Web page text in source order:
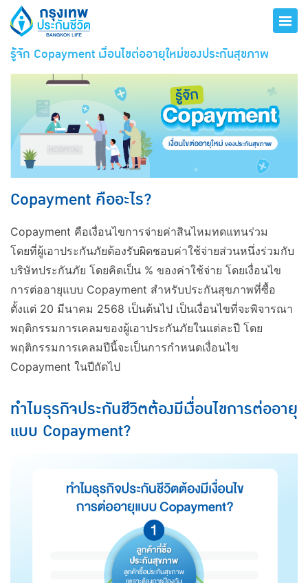
รู้จัก Copayment เงื่อนไขต่ออายุใหม่ของประกันสุขภาพ
Copayment คืออะไร?
Copayment คือเงื่อนไขการจ่ายค่าสินไหมทดแทนร่วม
โดยที่ผู้เอาประกันภัยต้องรับผิดชอบค่าใช้จ่ายส่วนหนึ่งร่วมกับ
บริษัทประกันภัย โดยคิดเป็น % ของค่าใช้จ่าย โดยเงื่อนไข
การต่ออายุแบบ Copayment สำหรับประกันสุขภาพที่ซื้อ
ตั้งแต่ 20 มีนาคม 2568 เป็นต้นไป เป็นเงื่อนไขที่จะพิจารณา
พฤติกรรมการเคลมของผู้เอาประกันภัยในแต่ละปี โดย
พฤติกรรมการเคลมปีนี้จะเป็นการกำหนดเงื่อนไข
Copayment ในปีถัดไป
ทำไมธุรกิจประกันชีวิตต้องมีเงื่อนไขการต่ออายุ
แบบ Copayment?